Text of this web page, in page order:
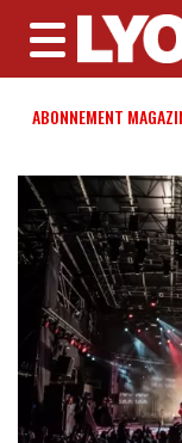
MENU
ABONNEMENT